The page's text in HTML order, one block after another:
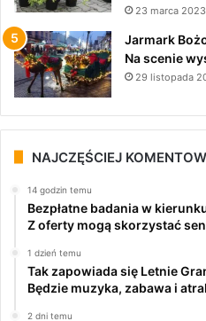
23 marca 2023
Jarmark
Na scenie
29 listopada
NAJCZĘŚCIEJ
14 godzin temu
Bezpłatne badania w
Z oferty mogą skorzystać
1 dzień temu
Tak zapowiada się Letnie
Będzie muzyka, zabawa i
2 dni temu